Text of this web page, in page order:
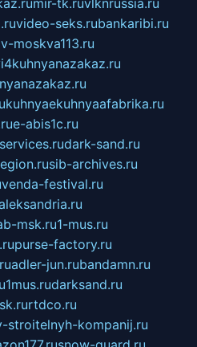
mir-tk.ruvlknrussia.ru
video-seks.rubankaribi.ru
moskva113.ru
kuhnyaekuhnyaafabrika.ru
e-abis1c.ru
dark-sand.ru
sib-archives.ru
venda-festival.ru
msk.ru1-mus.ru
purse-factory.ru
adler-jun.rubandamn.ru
1mus.rudarksand.ru
rtdco.ru
stroitelnyh-kompanij.ru